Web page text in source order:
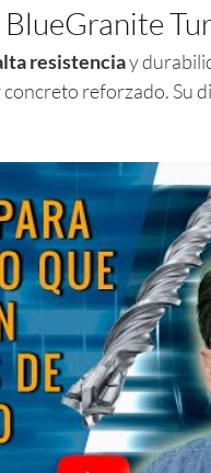
BlueGranite
resistenciay
reforzado. Su